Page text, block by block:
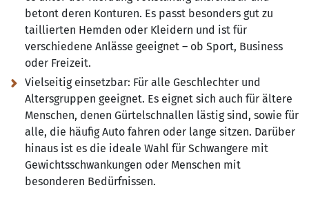
betont deren Konturen. Es passt besonders gut zu
taillierten Hemden oder Kleidern und ist für
verschiedene Anlässe geeignet – ob Sport, Business
oder Freizeit.
Vielseitig einsetzbar: Für alle Geschlechter und
Altersgruppen geeignet. Es eignet sich auch für ältere
Menschen, denen Gürtelschnallen lästig sind, sowie für
alle, die häufig Auto fahren oder lange sitzen. Darüber
hinaus ist es die ideale Wahl für Schwangere mit
Gewichtsschwankungen oder Menschen mit
besonderen Bedürfnissen.